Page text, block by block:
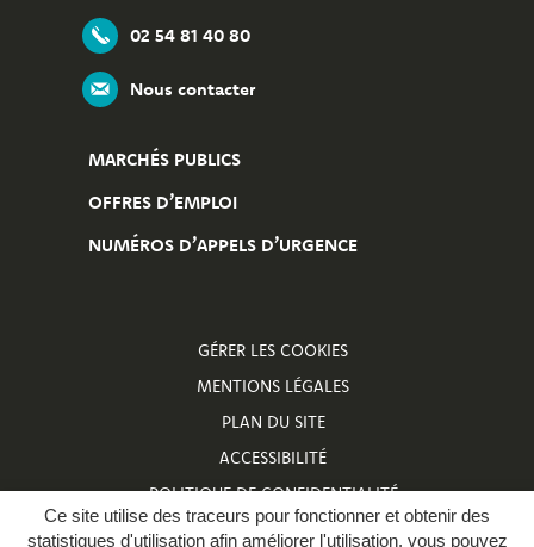
Ce site utilise des traceurs pour fonctionner et obtenir des
statistiques d'utilisation afin améliorer l'utilisation, vous pouvez
02 54 81 40 80
Nous contacter
MARCHÉS PUBLICS
OFFRES D’EMPLOI
NUMÉROS D’APPELS D’URGENCE
GÉRER LES COOKIES
MENTIONS LÉGALES
PLAN DU SITE
ACCESSIBILITÉ
POLITIQUE DE CONFIDENTIALITÉ
NUMÉROS D’APPELS D’URGENCE